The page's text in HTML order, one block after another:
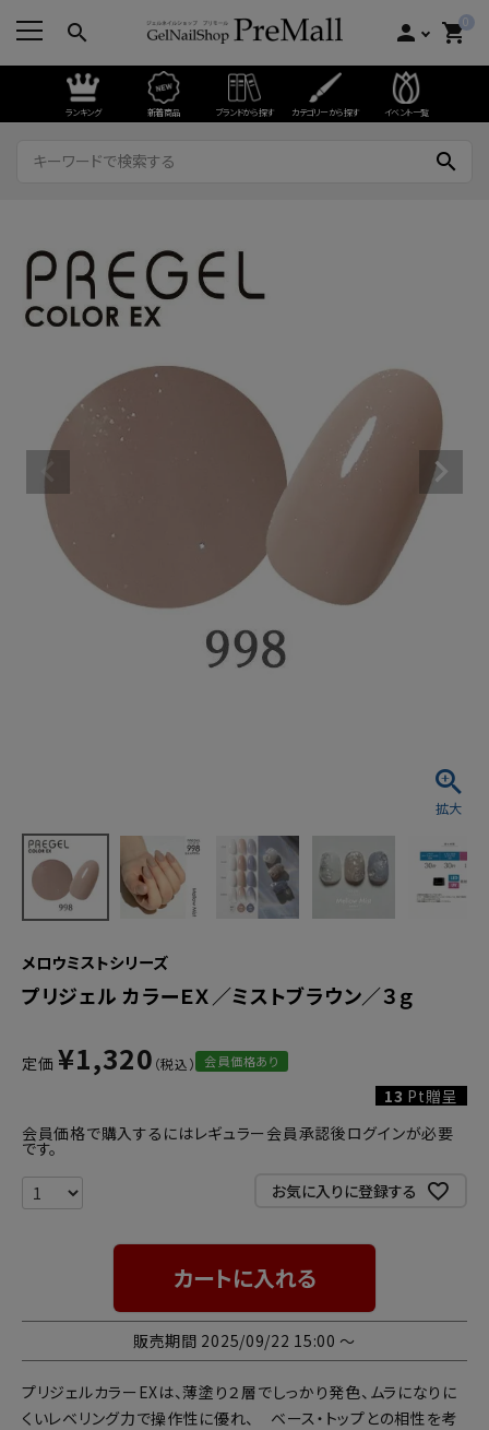
search person 0
shopping_cart
ランキング 新着商品 ブランドから探す カテゴリーから探す イベント一覧
search
メロウミストシリーズ
プリジェル カラーＥＸ／ミストブラウン／３ｇ
定価 ¥1,320 会員価格あり
13 Pt贈呈
会員価格で購入するにはレギュラー会員承認後ログインが必要
です。
お気に入りに登録する
カートに入れる
販売期間 2025/09/22 15:00 〜
プリジェルカラーEXは、薄塗り２層でしっかり発色、ムラになりに
くいレベリング力で操作性に優れ、 ベース・トップとの相性を考